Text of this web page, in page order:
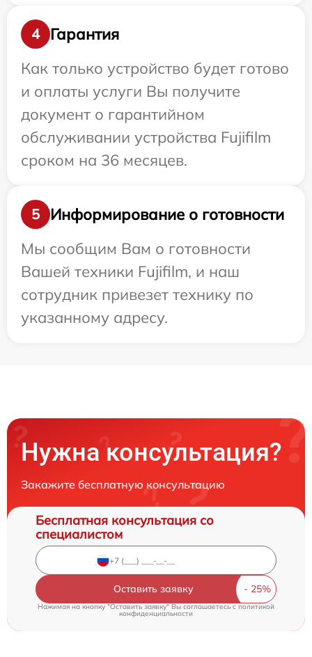
4
Гарантия
Как только устройство будет готово
и оплаты услуги Вы получите
документ о гарантийном
обслуживании устройства Fujifilm
сроком на 36 месяцев.
5
Информирование о готовности
Мы сообщим Вам о готовности
Вашей техники Fujifilm, и наш
сотрудник привезет технику по
указанному адресу.
Нужна консультация?
Закажите бесплатную консультацию
Бесплатная консультация со
специалистом
Оставить заявку
Нажимая на кнопку "Оставить заявку" Вы соглашаетесь c политикой
конфиденциальности